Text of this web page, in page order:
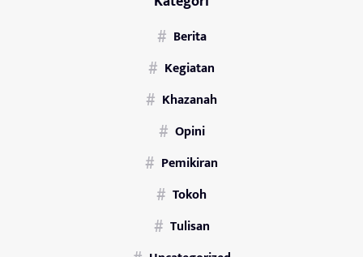
Berita
Kegiatan
Khazanah
Opini
Pemikiran
Tokoh
Tulisan